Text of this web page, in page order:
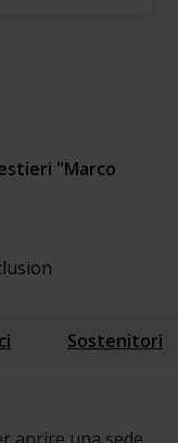
"Marco
Sostenitori